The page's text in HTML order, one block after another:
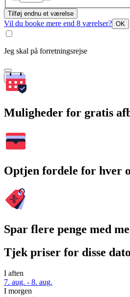
Tilføj endnu et værelse
Vil du booke mere end 8 værelser? OK
Jeg skal på forretningsrejse
Søg
Muligheder for gratis
Optjen fordele for hver
Spar flere penge med
Tjek priser for disse
I aften
7. aug. - 8. aug.
I morgen